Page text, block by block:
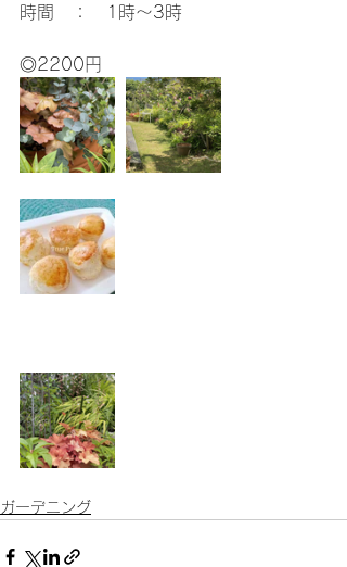
時間　：　1時～3時
◎2200円
ガーデニング